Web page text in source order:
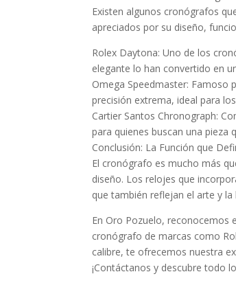
Existen algunos cronógrafos
apreciados por su diseño,
Rolex Daytona: Uno de los
elegante lo han convertido en
Omega Speedmaster: Famoso
precisión extrema, ideal para
Cartier Santos Chronograph:
para quienes buscan una pieza
Conclusión: La Función que
El cronógrafo es mucho más
diseño. Los relojes que
que también reflejan el arte y
En Oro Pozuelo, reconocemos
cronógrafo de marcas como
calibre, te ofrecemos nuestra
¡Contáctanos y descubre todo